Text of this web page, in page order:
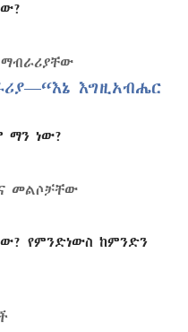
እግዚአብሔር
ማን ነው?
መልሶቻቸው
የምንድነውስ ከምንድን